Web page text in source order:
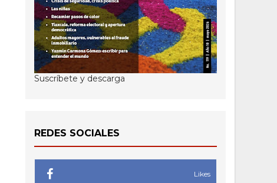
Suscríbete y descarga
REDES SOCIALES
Likes